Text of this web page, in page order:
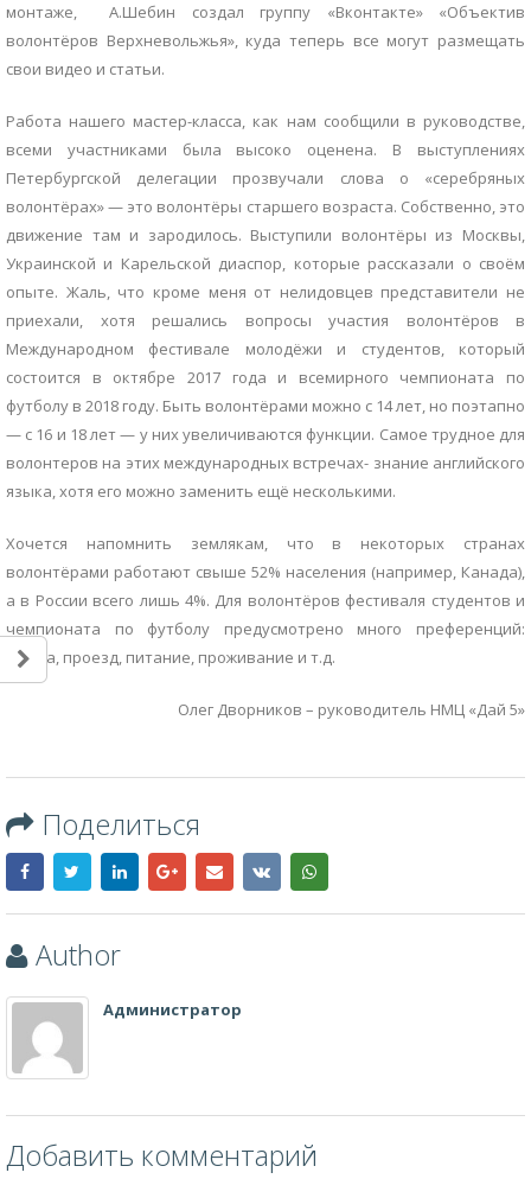
монтаже, А.Шебин создал группу «Вконтакте» «Объектив
волонтёров Верхневольжья», куда теперь все могут размещать
свои видео и статьи.
Работа нашего мастер-класса, как нам сообщили в руководстве,
всеми участниками была высоко оценена. В выступлениях
Петербургской делегации прозвучали слова о «серебряных
волонтёрах» — это волонтёры старшего возраста. Собственно, это
движение там и зародилось. Выступили волонтёры из Москвы,
Украинской и Карельской диаспор, которые рассказали о своём
опыте. Жаль, что кроме меня от нелидовцев представители не
приехали, хотя решались вопросы участия волонтёров в
Международном фестивале молодёжи и студентов, который
состоится в октябре 2017 года и всемирного чемпионата по
футболу в 2018 году. Быть волонтёрами можно с 14 лет, но поэтапно
— с 16 и 18 лет — у них увеличиваются функции. Самое трудное для
волонтеров на этих международных встречах- знание английского
языка, хотя его можно заменить ещё несколькими.
Хочется напомнить землякам, что в некоторых странах
волонтёрами работают свыше 52% населения (например, Канада),
а в России всего лишь 4%. Для волонтёров фестиваля студентов и
чемпионата по футболу предусмотрено много преференций:
форма, проезд, питание, проживание и т.д.
Олег Дворников – руководитель НМЦ «Дай 5»
Поделиться
Author
Администратор
Добавить комментарий